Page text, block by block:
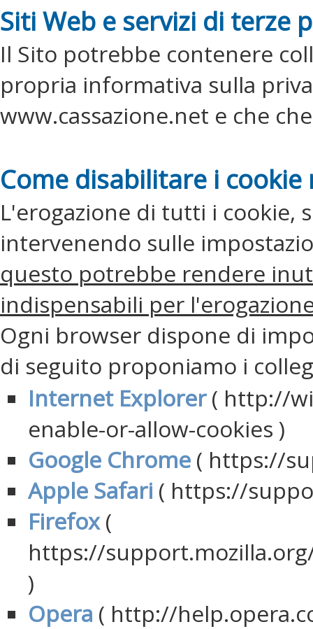
Siti Web e servizi di terze
Il Sito potrebbe contenere
propria informativa sulla
www.cassazione.net e che
Come disabilitare i
L'erogazione di tutti i cookie,
intervenendo sulle
questo potrebbe rendere
indispensabili per
Ogni browser dispone di
di seguito proponiamo i
Internet Explorer( http://
enable-or-allow-cookies )
Google Chrome ( https://
Apple Safari ( https://
Firefox(
https://
)
Opera ( http://